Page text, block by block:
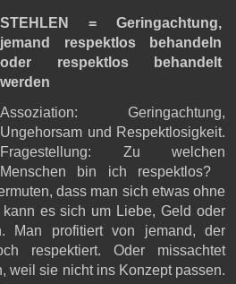
STEHLEN = Geringachtung,
jemand respektlos behandeln
oder respektlos behandelt
werden
Assoziation: Geringachtung,
Ungehorsam und Respektlosigkeit.
Fragestellung: Zu welchen
Menschen bin ich respektlos?
dass man sich etwas ohne
es sich um Liebe, Geld oder
Man profitiert von jemand, der
respektiert. Oder missachtet
weil sie nicht ins Konzept passen.